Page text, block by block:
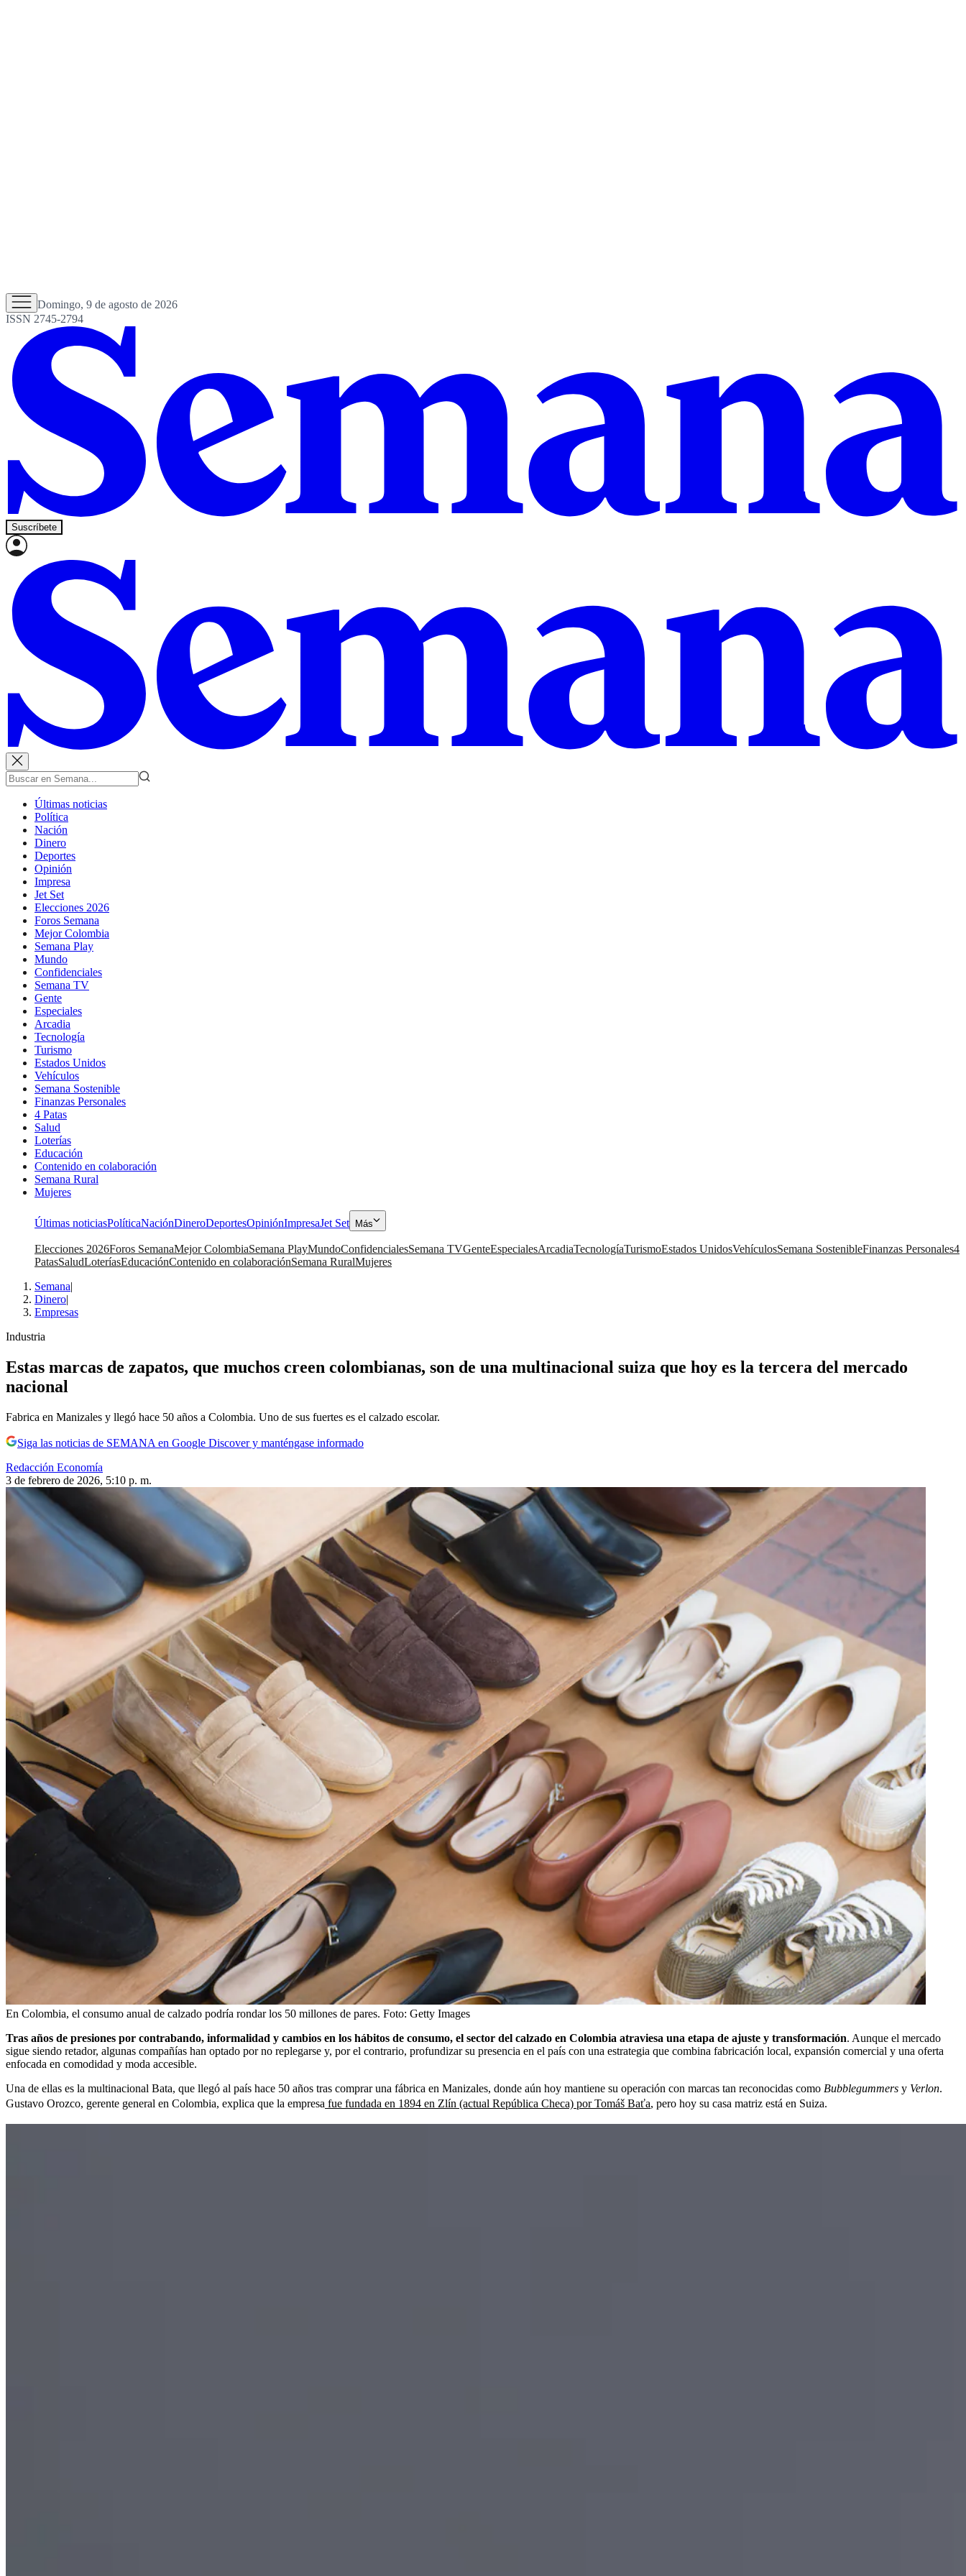
Domingo, 9 de agosto de 2026
ISSN 2745-2794
Suscríbete
Últimas noticias
Política
Nación
Dinero
Deportes
Opinión
Impresa
Jet Set
Elecciones 2026
Foros Semana
Mejor Colombia
Semana Play
Mundo
Confidenciales
Semana TV
Gente
Especiales
Arcadia
Tecnología
Turismo
Estados Unidos
Vehículos
Semana Sostenible
Finanzas Personales
4 Patas
Salud
Loterías
Educación
Contenido en colaboración
Semana Rural
Mujeres
Últimas noticiasPolíticaNaciónDineroDeportesOpiniónImpresaJet Set Más
Elecciones 2026Foros SemanaMejor ColombiaSemana PlayMundoConfidencialesSemana TVGenteEspecialesArcadiaTecnologíaTurismoEstados UnidosVehículosSemana SostenibleFinanzas Personales4
PatasSaludLoteríasEducaciónContenido en colaboraciónSemana RuralMujeres
Semana|
Dinero|
Empresas
Industria
Estas marcas de zapatos, que muchos creen colombianas, son de una multinacional suiza que hoy es la tercera del mercado
nacional
Fabrica en Manizales y llegó hace 50 años a Colombia. Uno de sus fuertes es el calzado escolar.
Siga las noticias de SEMANA en Google Discover y manténgase informado
Redacción Economía
3 de febrero de 2026, 5:10 p. m.
En Colombia, el consumo anual de calzado podría rondar los 50 millones de pares. Foto: Getty Images
Tras años de presiones por contrabando, informalidad y cambios en los hábitos de consumo, el sector del calzado en Colombia atraviesa una etapa de ajuste y transformación. Aunque el mercado
sigue siendo retador, algunas compañías han optado por no replegarse y, por el contrario, profundizar su presencia en el país con una estrategia que combina fabricación local, expansión comercial y una oferta
enfocada en comodidad y moda accesible.
Una de ellas es la multinacional Bata, que llegó al país hace 50 años tras comprar una fábrica en Manizales, donde aún hoy mantiene su operación con marcas tan reconocidas como Bubblegummers y Verlon.
Gustavo Orozco, gerente general en Colombia, explica que la empresa fue fundada en 1894 en Zlín (actual República Checa) por Tomáš Baťa, pero hoy su casa matriz está en Suiza.